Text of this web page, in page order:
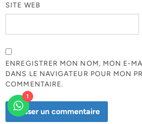
SITE WEB
ENREGISTRER MON NOM, MON E-
DANS LE NAVIGATEUR POUR MON
COMMENTAIRE.
1